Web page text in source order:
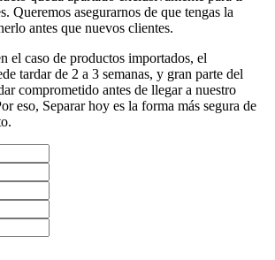
Queremos asegurarnos de que tengas la
antes que nuevos clientes.
el caso de productos importados, el
tardar de 2 a 3 semanas, y gran parte del
comprometido antes de llegar a nuestro
eso, Separar hoy es la forma más segura de